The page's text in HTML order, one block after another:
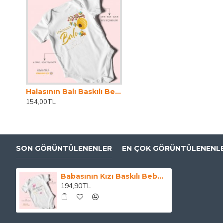
Halasının Balı Baskılı Bebek Zıbını – Çıtçıtlı Body 8 Renk | %100 Pamuk Kısa Kol
154,00TL
SON GÖRÜNTÜLENENLER EN ÇOK
Babasının Kızı Baskılı Bebek Zıbını Çıtçıtlı Body 8 Renk | %100 Pamuk
194,90TL